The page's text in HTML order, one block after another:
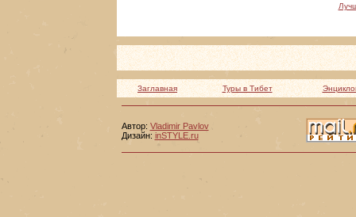
Заглавная Туры в Тибет
Автор: Vladimir Pavlov
Дизайн: inSTYLE.ru